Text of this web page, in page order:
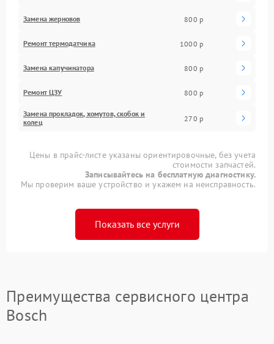
Замена жерновов 800 р
Ремонт термодатчика 1000 р
Замена капучинатора 800 р
Ремонт ЦЗУ 800 р
Замена прокладок, хомутов, скобок и
колец
270 р
Цены в прайс-листе указаны ориентировочные, без учета
стоимости запчастей.
Записывайтесь на бесплатную диагностику.
Мы проверим ваше устройство и укажем на неисправность.
Показать все услуги
Преимущества сервисного центра
Bosch